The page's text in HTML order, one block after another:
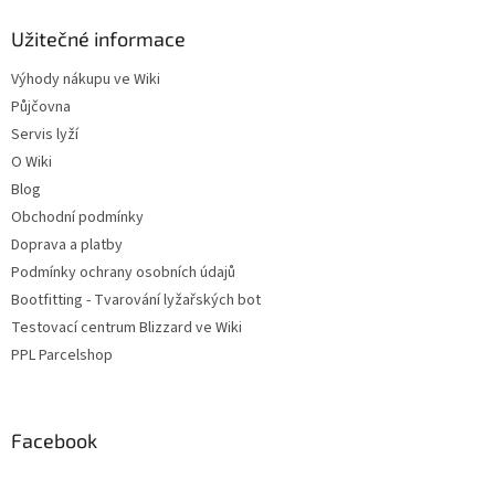
Užitečné informace
Výhody nákupu ve Wiki
Půjčovna
Servis lyží
O Wiki
Blog
Obchodní podmínky
Doprava a platby
Podmínky ochrany osobních údajů
Bootfitting - Tvarování lyžařských bot
Testovací centrum Blizzard ve Wiki
PPL Parcelshop
Facebook